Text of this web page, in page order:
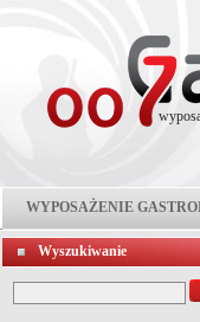
WYPOSAŻENIE
Wyszukiwanie